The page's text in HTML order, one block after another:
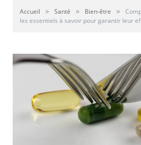
Accueil » Santé » Bien-être »
les essentiels à savoir pour garantir leur